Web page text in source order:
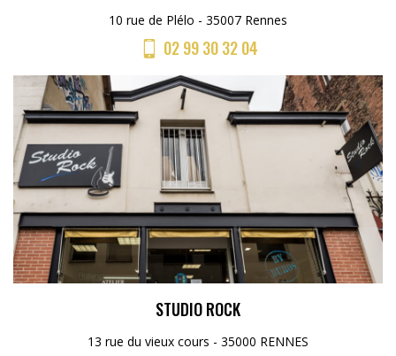
10 rue de Plélo - 35007 Rennes
02 99 30 32 04
STUDIO ROCK
13 rue du vieux cours - 35000 RENNES